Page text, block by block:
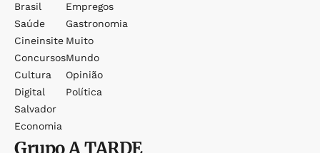
Brasil
Saúde
Cineinsite
Concursos
Cultura
Digital
Salvador
Economia
Empregos
Gastronomia
Muito
Mundo
Opinião
Política
GrupoA TARDE